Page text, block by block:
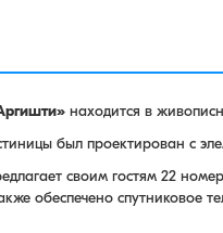
находится в
был проектирован с
своим гостям 22
обеспечено спутниковое